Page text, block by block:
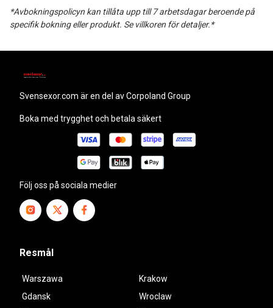
*Avbokningspolicyn kan tillåta upp till 7 arbetsdagar beroende på
specifik bokning eller produkt. Se villkoren för detaljer.*
svensexor.com är en del av Corpoland Group
Boka med trygghet och betala säkert
Följ oss på sociala medier
Resmål
Warszawa
Krakow
Gdansk
Wroclaw